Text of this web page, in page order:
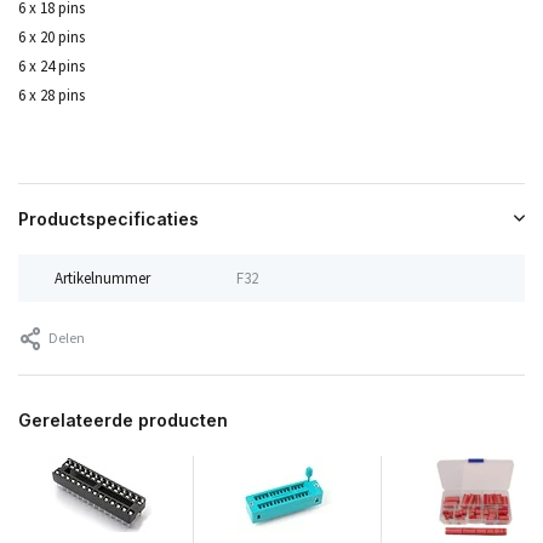
6 x 18 pins
6 x 20 pins
6 x 24 pins
6 x 28 pins
Productspecificaties
Artikelnummer F32
Delen
Gerelateerde producten